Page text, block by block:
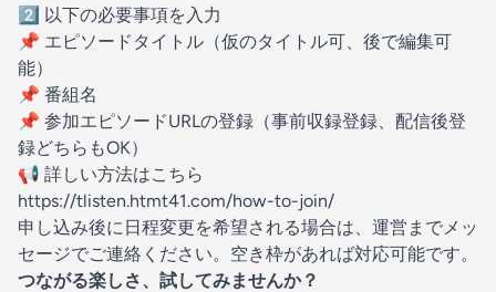
2️⃣ 以下の必要事項を入力
📌 エピソードタイトル（仮のタイトル可、後で編集可
能）
📌 番組名
📌 参加エピソードURLの登録（事前収録登録、配信後登
録どちらもOK）
📢 詳しい方法はこちら
https://tlisten.htmt41.com/how-to-join/
申し込み後に日程変更を希望される場合は、運営までメッ
セージでご連絡ください。空き枠があれば対応可能です。
つながる楽しさ、試してみませんか？